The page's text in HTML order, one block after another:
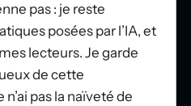
pas : je reste
posées par l’IA, et
lecteurs. Je garde
de cette
pas la naïveté de